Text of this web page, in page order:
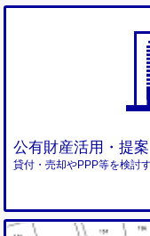
公有財産活用・提案
貸付・売却やPPP等を検討